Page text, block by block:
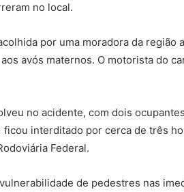
no local.
por uma moradora da região
avós maternos. O motorista do
no acidente, com dois
interditado por cerca de três
Federal.
de pedestres nas